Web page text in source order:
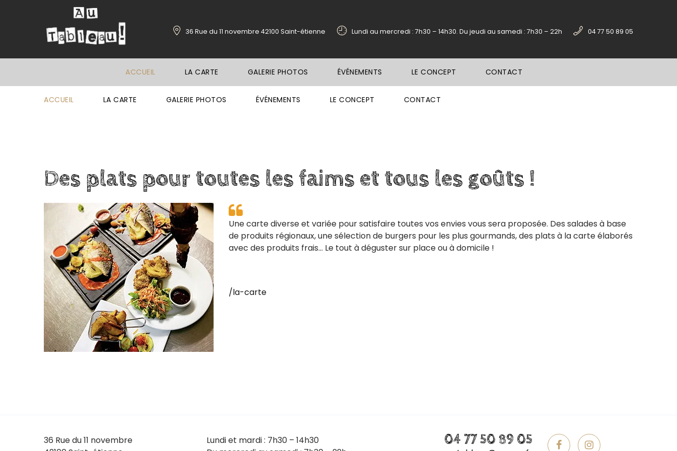
36 Rue du 11 novembre 42100 Saint-étienne Lundi au mercredi : 7h30 – 14h30. Du jeudi au samedi : 7h30 – 22h 04 77 50 89 05
ACCUEIL LA CARTE GALERIE PHOTOS ÉVÉNEMENTS LE CONCEPT CONTACT
ACCUEIL LA CARTE GALERIE PHOTOS ÉVÉNEMENTS LE CONCEPT CONTACT
Des plats pour toutes les faims et tous les goûts !
Une carte diverse et variée pour satisfaire toutes vos envies vous sera proposée. Des salades à base
de produits régionaux, une sélection de burgers pour les plus gourmands, des plats à la carte élaborés
avec des produits frais... Le tout à déguster sur place ou à domicile !
/la-carte
36 Rue du 11 novembre
Lundi et mardi : 7h30 – 14h30
04 77 50 89 05